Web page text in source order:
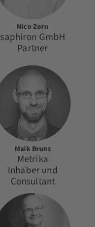
Nico Zorn
saphiron GmbH
Partner
Maik Bruns
Metrika
Inhaber und
Consultant